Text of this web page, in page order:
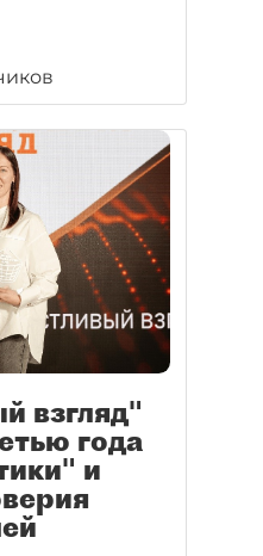
взгляд"
года
и